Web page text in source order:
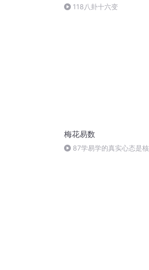
118八卦十六变
梅花易数
87学易学的真实心态是